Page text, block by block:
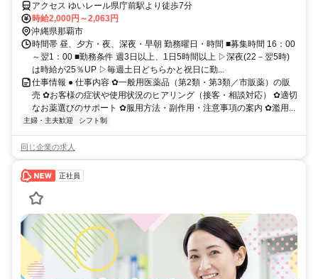
アクセス ゆいレール県庁前駅より徒歩7分
時給2,000円～2,063円
沖縄県那覇市
時間帯 昼、夕方・夜、深夜・早朝 勤務曜日・時間 ■募集時間 16：00
～翌1：00 ■勤務条件 週3日以上、1日5時間以上 ▷深夜(22－翌5時)
は時給が25％UP ▷毎週土日どちらかと祝日に勤...
仕事情報 ● 仕事内容 ✿一般用医薬品（第2類・第3類／市販薬）の販
売 ✿お客様の症状や使用状況のヒアリング（接客・相談対応） ✿適切
なお薬選びのサポート ✿服用方法・副作用・注意事項の案内 ✿濫用...
主婦・主夫歓迎 シフト制
同じ企業の求人
正社員